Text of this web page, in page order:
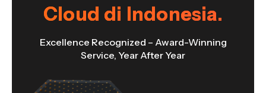
Cloud di Indonesia.
Excellence Recognized – Award-Winning
Service, Year After Year